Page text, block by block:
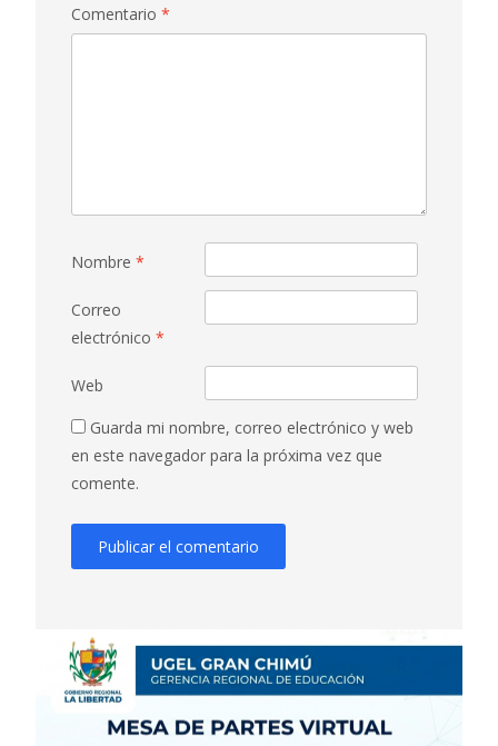
Comentario *
Nombre *
Correo
electrónico *
Web
Guarda mi nombre, correo electrónico y web
en este navegador para la próxima vez que
comente.